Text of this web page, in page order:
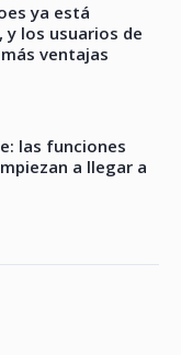
ya está
los usuarios de
ventajas
las funciones
a llegar a